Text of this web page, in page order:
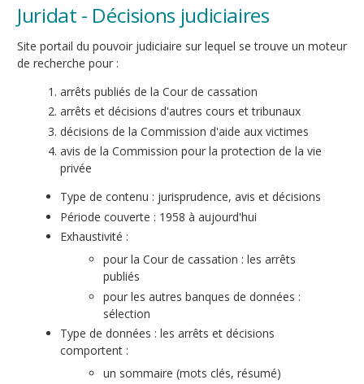
Juridat - Décisions judiciaires
Site portail du pouvoir judiciaire sur lequel se trouve un moteur
de recherche pour :
arrêts publiés de la Cour de cassation
arrêts et décisions d'autres cours et tribunaux
décisions de la Commission d'aide aux victimes
avis de la Commission pour la protection de la vie
privée
Type de contenu : jurisprudence, avis et décisions
Période couverte : 1958 à aujourd'hui
Exhaustivité :
pour la Cour de cassation : les arrêts
publiés
pour les autres banques de données :
sélection
Type de données : les arrêts et décisions
comportent :
un sommaire (mots clés, résumé)